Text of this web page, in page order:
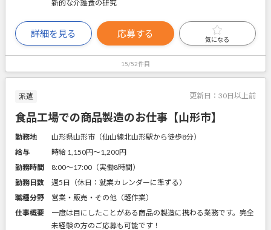
新的な介護食の研究
詳細を見る 応募する
気になる
15/52件目
派遣 更新日： 30日以上前
食品工場での商品製造のお仕事【山形市】
勤務地
山形県山形市（仙山線北山形駅から徒歩8分）
給与
時給 1,150円〜1,200円
勤務時間
8:00～17:00（実働8時間）
勤務日数
週5日（休日：就業カレンダーに準ずる）
職種分野
営業・販売・その他（軽作業）
仕事概要
一度は目にしたことがある商品の製造に携わる業務です。完全
未経験の方のご応募も可能です！